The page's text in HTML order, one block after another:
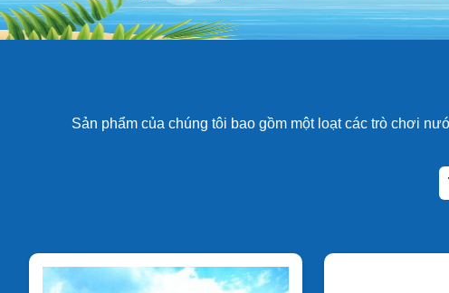
Sản phẩm của chúng tôi bao gồm một loạt các trò chơi